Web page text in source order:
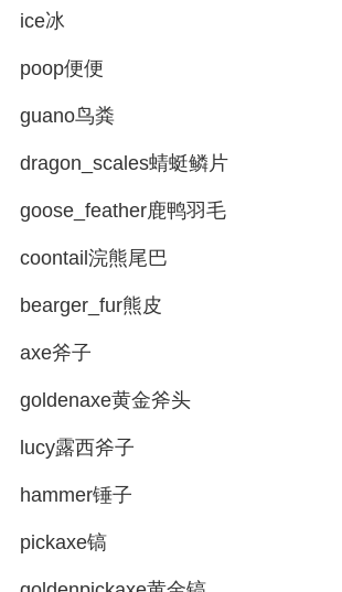
ice冰
poop便便
guano鸟粪
dragon_scales蜻蜓鳞片
goose_feather鹿鸭羽毛
coontail浣熊尾巴
bearger_fur熊皮
axe斧子
goldenaxe黄金斧头
lucy露西斧子
hammer锤子
pickaxe镐